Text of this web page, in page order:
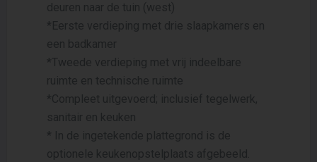
deuren naar de tuin (west)
*Eerste verdieping met drie slaapkamers en
een badkamer
*Tweede verdieping met vrij indeelbare
ruimte en technische ruimte
*Compleet uitgevoerd; inclusief tegelwerk,
sanitair en keuken
* In de ingetekende plattegrond is de
optionele keukenopstelplaats afgebeeld.